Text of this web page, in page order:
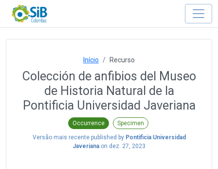
Início Recurso
Colección de anfibios del Museo
de Historia Natural de la
Pontificia Universidad Javeriana
Occurrence Specimen
Versão mais recente published by Pontificia Universidad
Javeriana on dez. 27, 2023